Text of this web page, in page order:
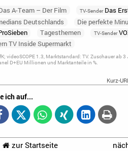
A-Team – Der Film TV-SenderDas
Deutschlands
Die perfekte
Tagesthemen TV-Sender
TV Inside Supermarkt
videoSCOPE 1.3, Marktstandard: TV. Zuschauer ab
D+EU Millionen und Marktanteile in %.
Kurz-
ich auf...
zur Startseite